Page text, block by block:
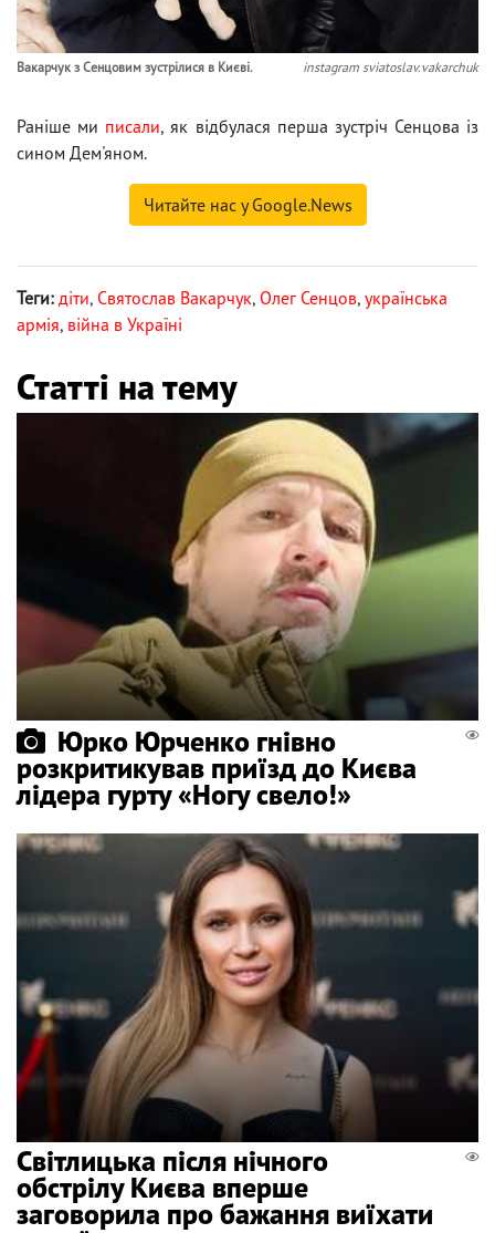
Вакарчук з Сенцовим зустрілися в Києві. instagram sviatoslav.vakarchuk
Раніше ми писали, як відбулася перша зустріч Сенцова із
сином Дем'яном.
Читайте нас у Google.News
Теги: діти, Святослав Вакарчук, Олег Сенцов, українська
армія, війна в Україні
Статті на тему
Юрко Юрченко гнівно
розкритикував приїзд до Києва
лідера гурту «Ногу свело!»
Світлицька після нічного
обстрілу Києва вперше
заговорила про бажання виїхати